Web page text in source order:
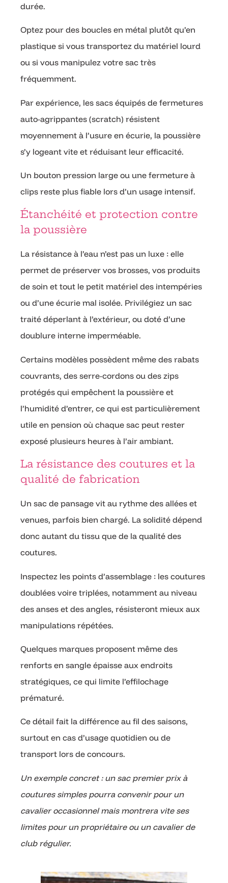
durée.
Optez pour des boucles en métal plutôt qu’en
plastique si vous transportez du matériel lourd
ou si vous manipulez votre sac très
fréquemment.
Par expérience, les sacs équipés de fermetures
auto-agrippantes (scratch) résistent
moyennement à l’usure en écurie, la poussière
s’y logeant vite et réduisant leur efficacité.
Un bouton pression large ou une fermeture à
clips reste plus fiable lors d’un usage intensif.
Étanchéité et protection contre
la poussière
La résistance à l’eau n’est pas un luxe : elle
permet de préserver vos brosses, vos produits
de soin et tout le petit matériel des intempéries
ou d’une écurie mal isolée. Privilégiez un sac
traité déperlant à l’extérieur, ou doté d’une
doublure interne imperméable.
Certains modèles possèdent même des rabats
couvrants, des serre-cordons ou des zips
protégés qui empêchent la poussière et
l’humidité d’entrer, ce qui est particulièrement
utile en pension où chaque sac peut rester
exposé plusieurs heures à l’air ambiant.
La résistance des coutures et la
qualité de fabrication
Un sac de pansage vit au rythme des allées et
venues, parfois bien chargé. La solidité dépend
donc autant du tissu que de la qualité des
coutures.
Inspectez les points d’assemblage : les coutures
doublées voire triplées, notamment au niveau
des anses et des angles, résisteront mieux aux
manipulations répétées.
Quelques marques proposent même des
renforts en sangle épaisse aux endroits
stratégiques, ce qui limite l’effilochage
prématuré.
Ce détail fait la différence au fil des saisons,
surtout en cas d’usage quotidien ou de
transport lors de concours.
Un exemple concret : un sac premier prix à
coutures simples pourra convenir pour un
cavalier occasionnel mais montrera vite ses
limites pour un propriétaire ou un cavalier de
club régulier.